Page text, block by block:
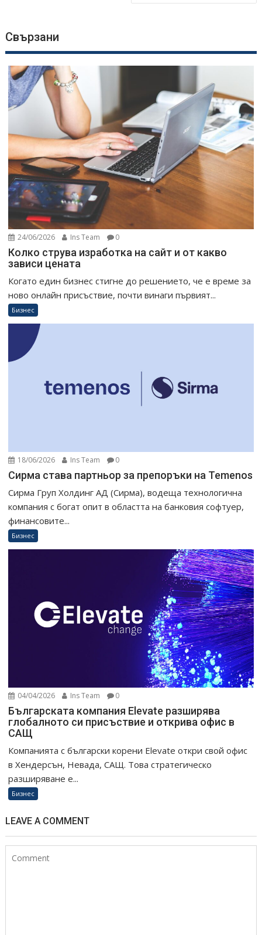
Свързани
24/06/2026 Ins Team 0
Колко струва изработка на сайт и от какво
зависи цената
Когато един бизнес стигне до решението, че е време за
ново онлайн присъствие, почти винаги първият...
Бизнес
18/06/2026 Ins Team 0
Сирма става партньор за препоръки на Temenos
Сирма Груп Холдинг АД (Сирма), водеща технологична
компания с богат опит в областта на банковия софтуер,
финансовите...
Бизнес
04/04/2026 Ins Team 0
Българската компания Elevate разширява
глобалното си присъствие и открива офис в
САЩ
Компанията с български корени Elevate откри свой офис
в Хендерсън, Невада, САЩ. Това стратегическо
разширяване е...
Бизнес
LEAVE A COMMENT